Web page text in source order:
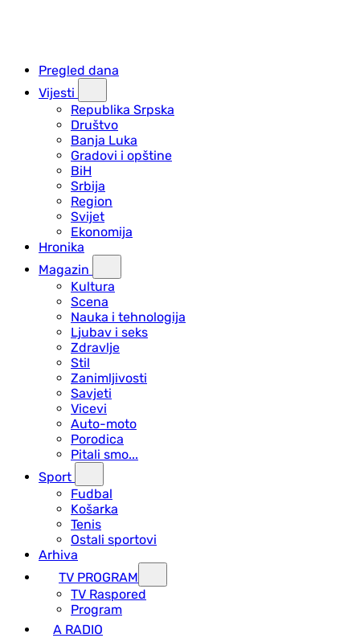
Pregled dana
Vijesti
Republika Srpska
Društvo
Banja Luka
Gradovi i opštine
BiH
Srbija
Region
Svijet
Ekonomija
Hronika
Magazin
Kultura
Scena
Nauka i tehnologija
Ljubav i seks
Zdravlje
Stil
Zanimljivosti
Savjeti
Vicevi
Auto-moto
Porodica
Pitali smo...
Sport
Fudbal
Košarka
Tenis
Ostali sportovi
Arhiva
TV PROGRAM
ТV Raspored
Program
A RADIO